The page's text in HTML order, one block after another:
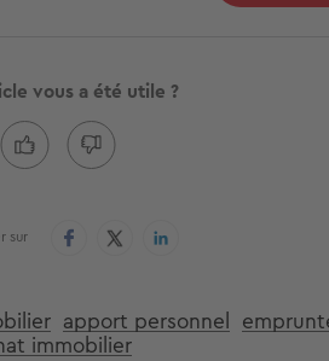
vous a été utile ?
sur
apport personnel
immobilier